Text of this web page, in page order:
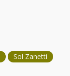
Sol Zanetti